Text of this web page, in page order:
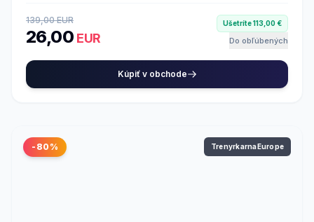
139,00 EUR
26,00 EUR
Ušetríte 113,00 €
Do obľúbených
Kúpiť v obchode
-80% TrenyrkarnaEurope